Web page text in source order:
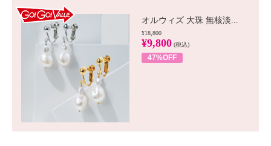
オルウィズ 大珠 無核淡...
¥18,800
¥9,800 (税込)
47%OFF